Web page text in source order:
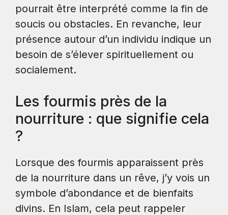
pourrait être interprété comme la fin de
soucis ou obstacles. En revanche, leur
présence autour d’un individu indique un
besoin de s’élever spirituellement ou
socialement.
Les fourmis près de la
nourriture : que signifie cela
?
Lorsque des fourmis apparaissent près
de la nourriture dans un rêve, j’y vois un
symbole d’abondance et de bienfaits
divins. En Islam, cela peut rappeler